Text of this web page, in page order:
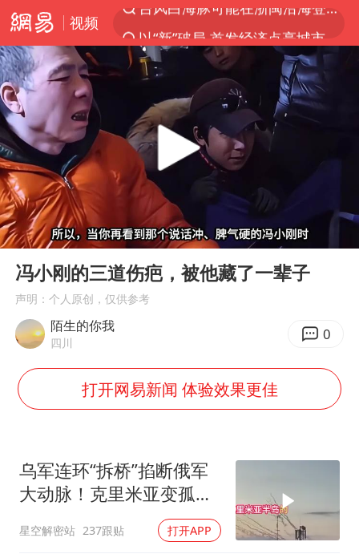
视频
台风白海豚影响中国已成定局
昆明石林火把节
我国编制完成新版全月地质图
胡塞武装袭扰红海航运行动升级
感觉全东北都在等7号
扎哈罗娃批广岛市长不提美国原子弹
多地要求领导干部带头休假
关之琳否认与27岁模特的恋情
奋进开新局 实干挑大梁
Play
00:00 06:08
冯小刚的三道伤疤，被他藏了一辈子
声明：个人原创，仅供参考
陌生的你我
四川 0
打开网易新闻 体验效果更佳
乌军连环“拆桥”掐断俄军
大动脉！克里米亚变孤
岛，黑海舰队被迫“搬
家”？
星空解密站 237跟贴 打开APP